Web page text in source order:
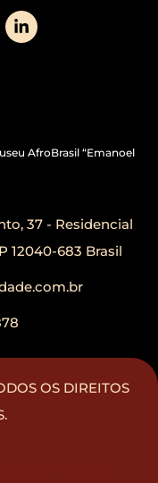
AfroBrasil “Emanoel
37 - Residencial
12040-683 Brasil
OS DIREITOS